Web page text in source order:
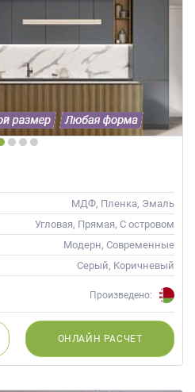
МДФ, Пленка, Эмаль
Угловая, Прямая, С островом
Модерн, Современные
Серый, Коричневый
Произведено:
ОНЛАЙН РАСЧЕТ